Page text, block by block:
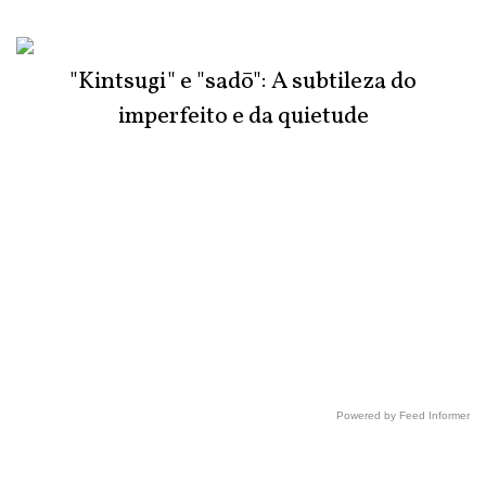
"Kintsugi" e "sadō": A subtileza do
imperfeito e da quietude
Powered by Feed Informer